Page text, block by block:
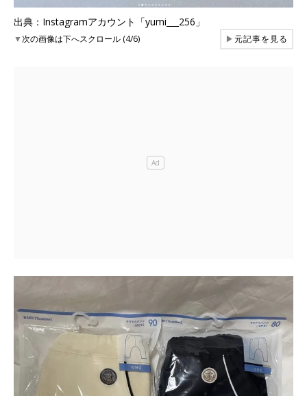
出典：Instagramアカウント「yumi___256」
▼次の画像は下へスクロール (4/6) ▶元記事を見る